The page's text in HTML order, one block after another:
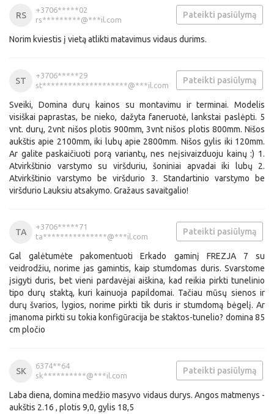
RS
+3706*****02
rs*********@***il.com
Pateikti pasiūlymą
Norim kviestis į vietą atlikti matavimus vidaus durims.
ST
+3706*****29
st********************@***il.com
Pateikti pasiūlymą
Sveiki, Domina durų kainos su montavimu ir terminai. Modelis
visiškai paprastas, be nieko, dažyta faneruotė, lankstai paslėpti. 5
vnt. durų, 2vnt nišos plotis 900mm, 3vnt nišos plotis 800mm. Nišos
aukštis apie 2100mm, iki lubų apie 2800mm. Nišos gylis iki 120mm.
Ar galite paskaičiuoti porą variantų, nes neįsivaizduoju kainų :) 1.
Atvirkštinio varstymo su viršduriu, šoniniai apvadai iki lubų 2.
Atvirkštinio varstymo be viršdurio 3. Standartinio varstymo be
viršdurio Lauksiu atsakymo. Gražaus savaitgalio!
TA
+3706*****71
ta***************@***il.com
Pateikti pasiūlymą
Gal galėtumėte pakomentuoti Erkado gaminį FREZJA 7 su
veidrodžiu, norime jas gamintis, kaip stumdomas duris. Svarstome
įsigyti duris, bet vieni pardavėjai aiškina, kad reikia pirkti tunelinio
tipo durų staktą, kuri kainuoja papildomai. Tačiau mūsų sienos ir
durų švarios, lygios, norime pirkti tik duris ir stumdomą bėgelį. Ar
įmanoma pirkti su tokia konfigūracija be staktos-tunelio? domina 85
cm pločio
SK
6374**64
sk**********@***il.com
Pateikti pasiūlymą
Laba diena, domina medžio masyvo vidaus durys. Angos matmenys -
aukštis 2.16 , plotis 9,0, gylis 18,5